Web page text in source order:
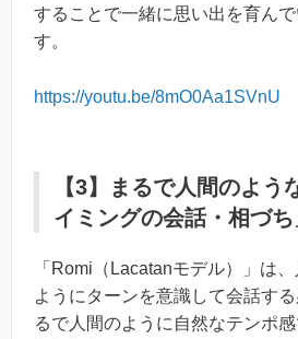
することで一緒に思い出を育ん
す。
https://youtu.be/8mO0Aa1SVnU
【3】まるで人間のよう
イミングの会話・相づち
「Romi（Lacatanモデル）」は
ようにターンを意識して会話す
るで人間のように自然なテンポ